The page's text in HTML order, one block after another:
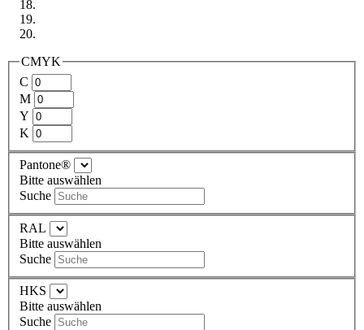
CMYK
C
M
Y
K
Pantone®
Bitte auswählen
Suche
RAL
Bitte auswählen
Suche
HKS
Bitte auswählen
Suche